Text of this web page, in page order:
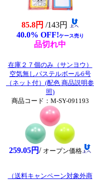
85.8円 /143円
40.0% OFF!ケース売り
品切れ中
在庫２７個のみ（サンヨウ）
空気無しパステルボール6号
（ネット付）(配色 商品説明参
照)
商品コード：M-SY-091193
259.05円/ オープン価格
（送料キャンペーン対象外商